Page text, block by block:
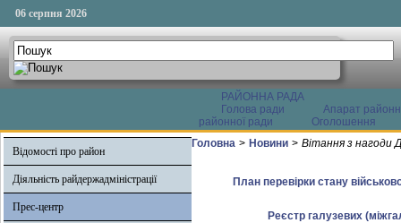
06 серпня 2026
РАЙОННА РАДА
Голова ради
Апарат
районної ради
Оголошення
Відомості про район
Діяльність райдержадміністрації
Прес-центр
Головна > Новини > Вітання з нагоди
План перевірки стану
Реєстр галузевих